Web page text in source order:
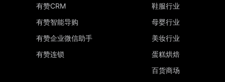
有赞CRM
有赞智能导购
有赞企业微信助手
有赞连锁
鞋服行业
母婴行业
美妆行业
蛋糕烘焙
百货商场